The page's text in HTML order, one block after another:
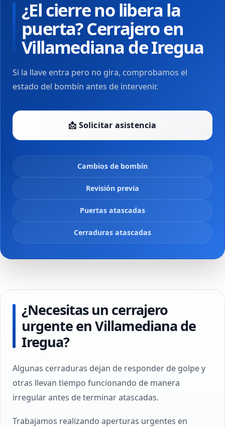
¿El cierre no libera la
puerta? Cerrajero en
Villamediana de Iregua
Si la llave entra pero no gira, comprobamos el
estado del bombín antes de intervenir.
📩 Solicitar asistencia
Cambios de bombín
Revisión previa
Puertas atascadas
Cerraduras atascadas
¿Necesitas un cerrajero
urgente en Villamediana de
Iregua?
Algunas cerraduras dejan de responder de golpe y
otras llevan tiempo funcionando de manera
irregular antes de terminar atascadas.
Trabajamos realizando aperturas urgentes en